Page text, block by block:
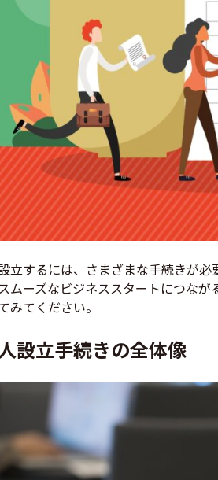
立するには、さまざまな手続きが
ムーズなビジネススタートにつな
みてください。
設立手続きの全体像